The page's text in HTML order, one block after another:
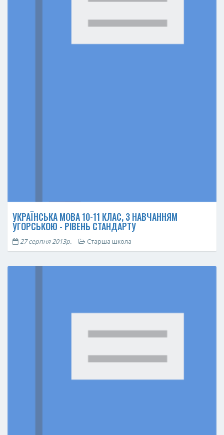
УКРАЇНСЬКА МОВА 10-11 КЛАС, З НАВЧАННЯМ
УГОРСЬКОЮ - РІВЕНЬ СТАНДАРТУ
27 серпня 2013р. Старша школа